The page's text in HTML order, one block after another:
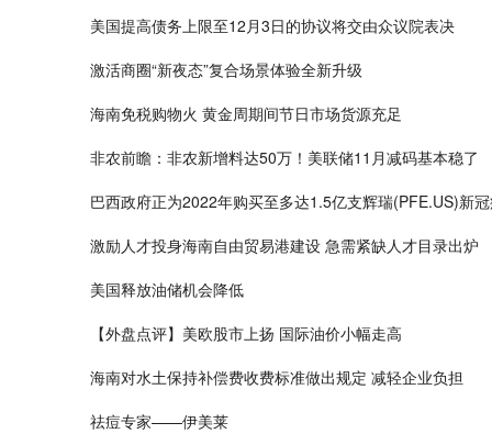
美国提高债务上限至12月3日的协议将交由众议院表决
激活商圈“新夜态”复合场景体验全新升级
海南免税购物火 黄金周期间节日市场货源充足
非农前瞻：非农新增料达50万！美联储11月减码基本稳了
巴西政府正为2022年购买至多达1.5亿支辉瑞(PFE.US)新
激励人才投身海南自由贸易港建设 急需紧缺人才目录出炉
美国释放油储机会降低
【外盘点评】美欧股市上扬 国际油价小幅走高
海南对水土保持补偿费收费标准做出规定 减轻企业负担
祛痘专家——伊美莱